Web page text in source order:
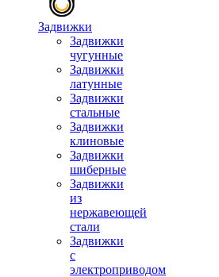
Задвижки
Задвижки
чугунные
Задвижки
латунные
Задвижки
стальные
Задвижки
клиновые
Задвижки
шиберные
Задвижки
из
нержавеющей
стали
Задвижки
с
электроприводом